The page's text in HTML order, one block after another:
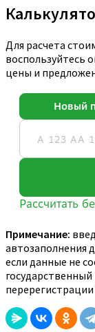
Для расчета
воспользуйтесь
цены и
Примечание:
автозаполнения
если данные не